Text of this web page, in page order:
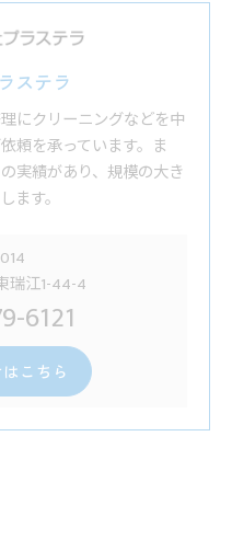
ステラ
にクリーニングなどを中
頼を承っています。ま
実績があり、規模の大き
ます。
瑞江1-44-4
6121
こちら